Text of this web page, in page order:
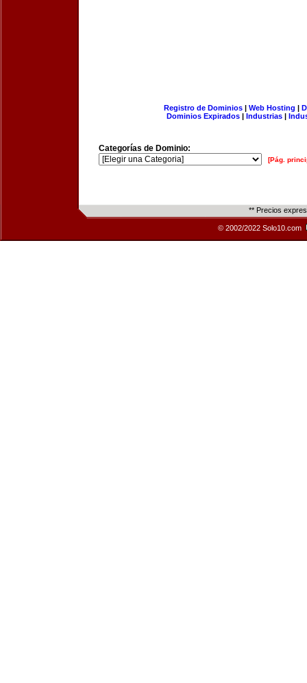
Registro de Dominios| Web Hosting |
Dominios Expirados | Industrias |
Categorías de Dominio:
[Pág.
** Precios
© 2002/2022 Solo10.com